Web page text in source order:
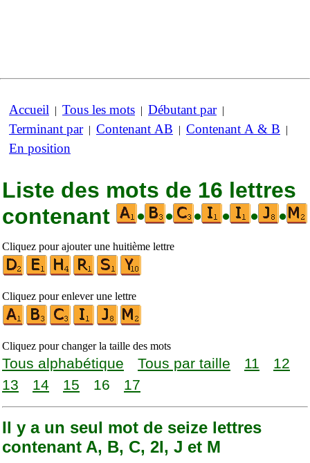
Accueil | Tous les mots | Débutant par|
Terminant par| Contenant AB | Contenant A & B |
En position
Liste des mots de 16 lettres
contenant
• • • • • •
Cliquez pour ajouter une huitième lettre
Cliquez pour enlever une lettre
Cliquez pour changer la taille des mots
Tous alphabétique Tous par taille 11
12
13
14 15 16 17
Il y a un seul mot de seize lettres
contenant A, B, C, 2I, J et M